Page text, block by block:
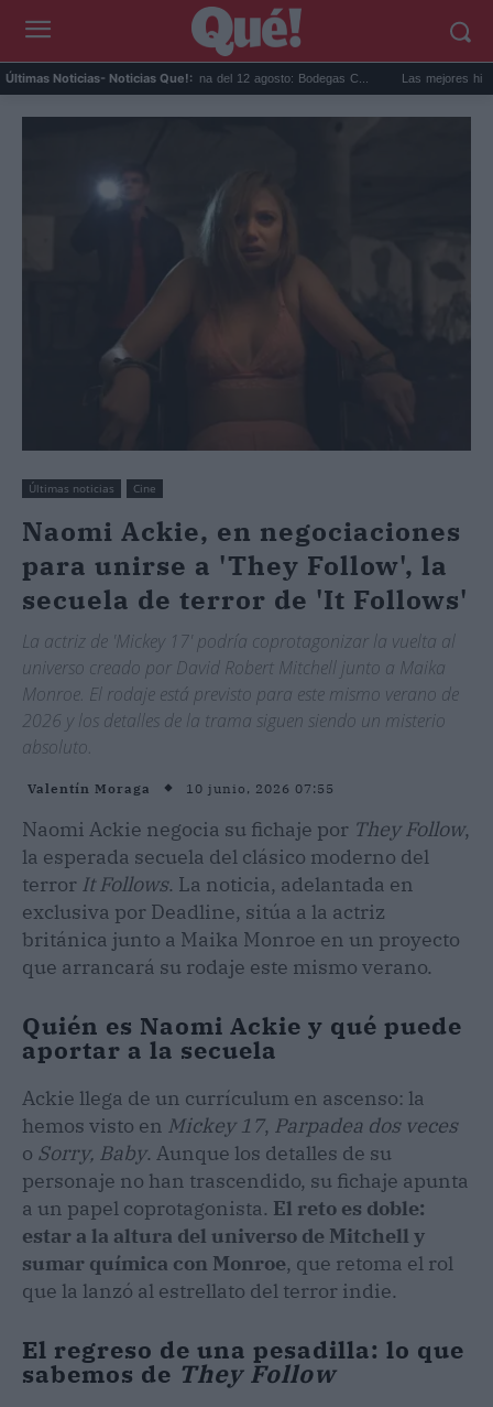
Últimas Noticias- Noticias Que!:
Eclipse solar en Cariñena del 12 agosto: Bodegas C... Las mejores hipotecas
Últimas noticias Cine
Naomi Ackie, en negociaciones
para unirse a 'They Follow', la
secuela de terror de 'It Follows'
La actriz de 'Mickey 17' podría coprotagonizar la vuelta al
universo creado por David Robert Mitchell junto a Maika
Monroe. El rodaje está previsto para este mismo verano de
2026 y los detalles de la trama siguen siendo un misterio
absoluto.
Valentín Moraga 10 junio, 2026 07:55
Naomi Ackie negocia su fichaje por They Follow,
la esperada secuela del clásico moderno del
terror It Follows. La noticia, adelantada en
exclusiva por Deadline, sitúa a la actriz
británica junto a Maika Monroe en un proyecto
que arrancará su rodaje este mismo verano.
Quién es Naomi Ackie y qué puede
aportar a la secuela
Ackie llega de un currículum en ascenso: la
hemos visto en Mickey 17, Parpadea dos veces
o Sorry, Baby. Aunque los detalles de su
personaje no han trascendido, su fichaje apunta
a un papel coprotagonista. El reto es doble:
estar a la altura del universo de Mitchell y
sumar química con Monroe, que retoma el rol
que la lanzó al estrellato del terror indie.
El regreso de una pesadilla: lo que
sabemos de They Follow